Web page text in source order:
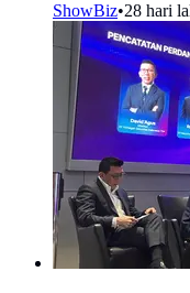
ShowBiz•28 hari